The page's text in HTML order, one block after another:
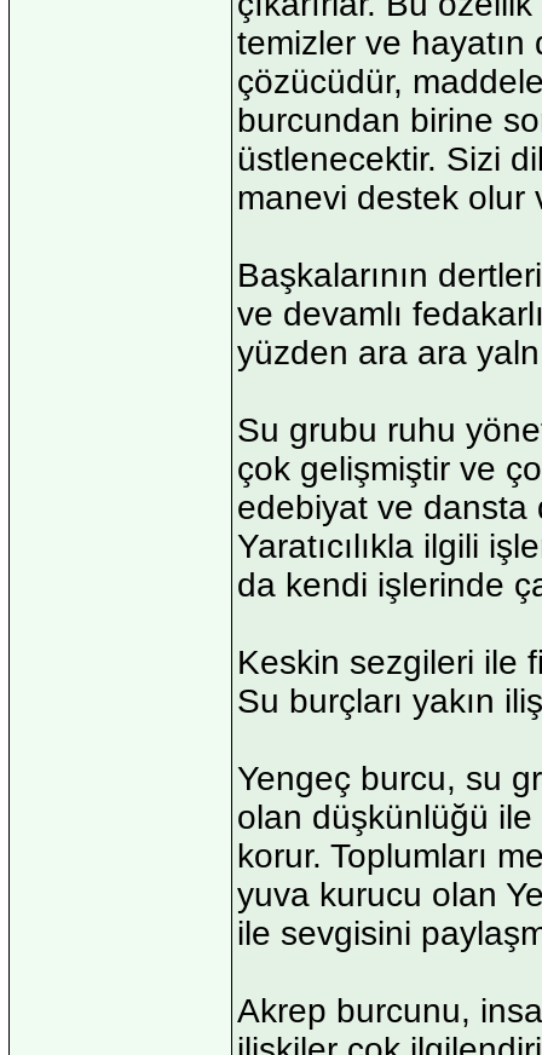
temizler ve
çözücüdür,
burcundan birine
üstlenecektir. Sizi
manevi destek olur
Başkalarının
ve devamlı
yüzden ara ara
Su grubu ruhu
çok gelişmiştir ve
edebiyat ve dansta
Yaratıcılıkla ilgili
da kendi işlerinde
Keskin sezgileri ile
Su burçları yakın
Yengeç burcu, su
olan düşkünlüğü
korur. Toplumları
yuva kurucu olan
ile sevgisini
Akrep burcunu,